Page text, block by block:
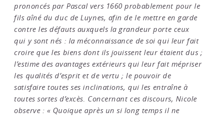
prononcés par Pascal vers 1660 probablement pour le
fils aîné du duc de Luynes, afin de le mettre en garde
contre les défauts auxquels la grandeur porte ceux
qui y sont nés : la méconnaissance de soi qui leur fait
croire que les biens dont ils jouissent leur étaient dus ;
l’estime des avantages extérieurs qui leur fait mépriser
les qualités d’esprit et de vertu ; le pouvoir de
satisfaire toutes ses inclinations, qui les entraîne à
toutes sortes d’excès. Concernant ces discours, Nicole
observe : « Quoique après un si long temps il ne